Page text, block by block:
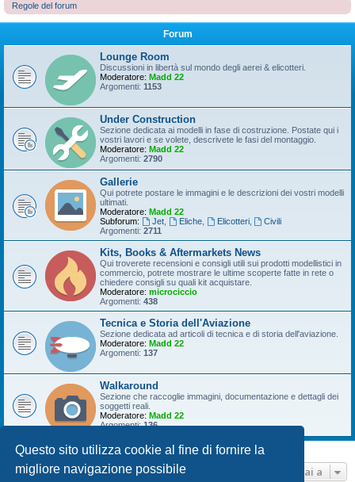
Questo sito utilizza cookie al fine di fornire la
migliore navigazione possibile
Regole del forum
Forum
Lounge Room
Discussioni in libertà sul mondo degli aerei & elicotteri.
Moderatore: Madd 22
Argomenti: 1153
Under Construction
Sezione dedicata ai modelli in fase di costruzione. Postate qui i
vostri lavori e se volete, descrivete le fasi del montaggio.
Moderatore: Madd 22
Argomenti: 2790
Gallerie
Qui potrete postare le immagini e le descrizioni dei vostri modelli
ultimati.
Moderatore: Madd 22
Subforum:
Jet, Eliche, Elicotteri,
Civili
Argomenti: 2711
Kits, Books & Aftermarkets News
Qui troverete recensioni e consigli utili sui prodotti modellistici in
commercio, potrete mostrare le ultime scoperte fatte in rete o
chiedere consigli su quali kit acquistare.
Moderatore: microciccio
Argomenti: 438
Tecnica e Storia dell'Aviazione
Sezione dedicata ad articoli di tecnica e di storia dell'aviazione.
Moderatore: Madd 22
Argomenti: 137
Walkaround
Sezione che raccoglie immagini, documentazione e dettagli dei
soggetti reali.
Moderatore: Madd 22
Argomenti:136
Vai a